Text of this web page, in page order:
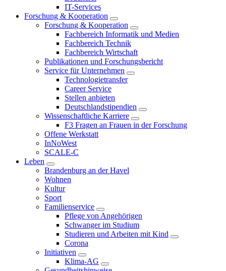
IT-Services
Forschung & Kooperation
Forschung & Kooperation
Fachbereich Informatik und Medien
Fachbereich Technik
Fachbereich Wirtschaft
Publikationen und Forschungsbericht
Service für Unternehmen
Technologietransfer
Career Service
Stellen anbieten
Deutschlandstipendien
Wissenschaftliche Karriere
F3 Fragen an Frauen in der Forschung
Offene Werkstatt
InNoWest
SCALE-C
Leben
Brandenburg an der Havel
Wohnen
Kultur
Sport
Familienservice
Pflege von Angehörigen
Schwanger im Studium
Studieren und Arbeiten mit Kind
Corona
Initiativen
Klima-AG